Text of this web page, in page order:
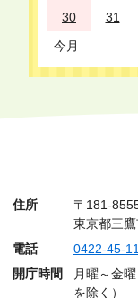
30
31
今月
住所
〒181-
東京都三
電話
0422-45-
開庁時間
月曜～金
を除く）